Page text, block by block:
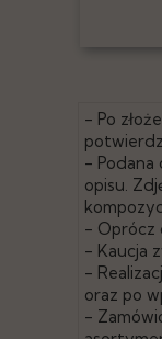
- Po
- Podana
opisu.
- Oprócz
- Kaucja
-
oraz po
-